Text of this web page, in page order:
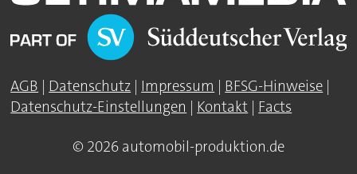
AGB | Datenschutz | Impressum | BFSG-Hinweise |
Datenschutz-Einstellungen | Kontakt | Facts
© 2026 automobil-produktion.de